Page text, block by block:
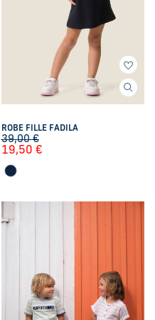
ROBE FILLE FADILA
39,00€
19,50 €